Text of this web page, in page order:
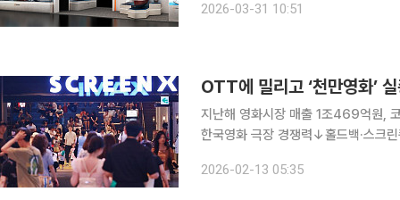
정(USV), 무인잠수정(UUV) 등 다양
2026-03-31 10:51
OTT에 밀리고 ‘천만영화’
지난해 영화시장 매출 1조469억원,
한국영화 극장 경쟁력↓홀드백·스크린쿼
2022년 이후 가장 낮은 수치다. 3년
2026-02-13 05:35